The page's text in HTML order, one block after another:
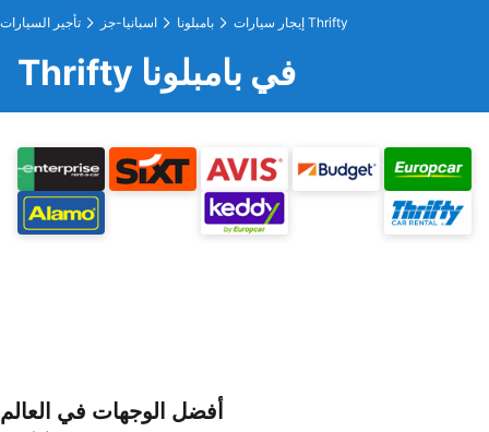
تأجير السيارات اسبانيا-جز بامبلونا إيجار سيارات Thrifty
Thrifty في بامبلونا
أفضل الوجهات في العالم